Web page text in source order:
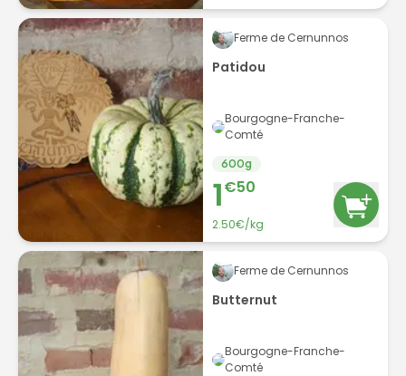
Ferme de Cernunnos
Patidou
Bourgogne-Franche-
Comté
600g
1€50
2.50€/kg
Ferme de Cernunnos
Butternut
Bourgogne-Franche-
Comté